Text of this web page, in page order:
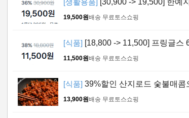
19,500원배송 무료토스쇼핑
[식품] [18,800 -> 11,500] 프링글스
11,500원배송 무료토스쇼핑
[식품] 39%할인 산지로드 숯불매콤
13,900원배송 무료토스쇼핑